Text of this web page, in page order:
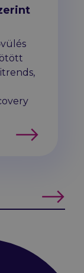
Tovább
#7#8